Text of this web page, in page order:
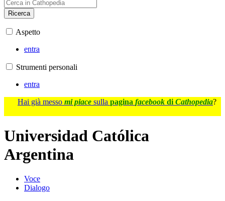
Ricerca
Aspetto
entra
Strumenti personali
entra
Hai già messo mi piace sulla pagina facebook di Cathopedia?
Universidad Católica
Argentina
Voce
Dialogo